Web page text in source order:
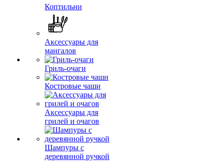
Коптильни
Аксессуары для
мангалов
Гриль-очаги
Костровые чаши
Аксессуары для
грилей и очагов
Шампуры с
деревянной ручкой